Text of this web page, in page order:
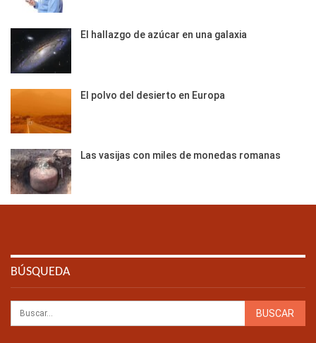
El hallazgo de azúcar en una galaxia
El polvo del desierto en Europa
Las vasijas con miles de monedas romanas
BÚSQUEDA